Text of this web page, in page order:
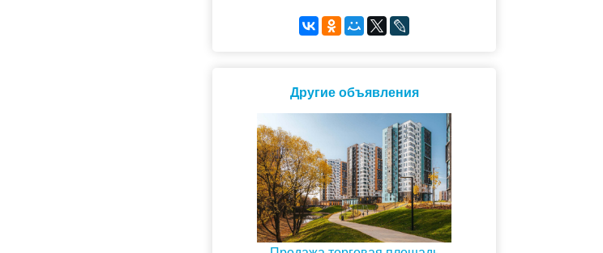
Другие объявления